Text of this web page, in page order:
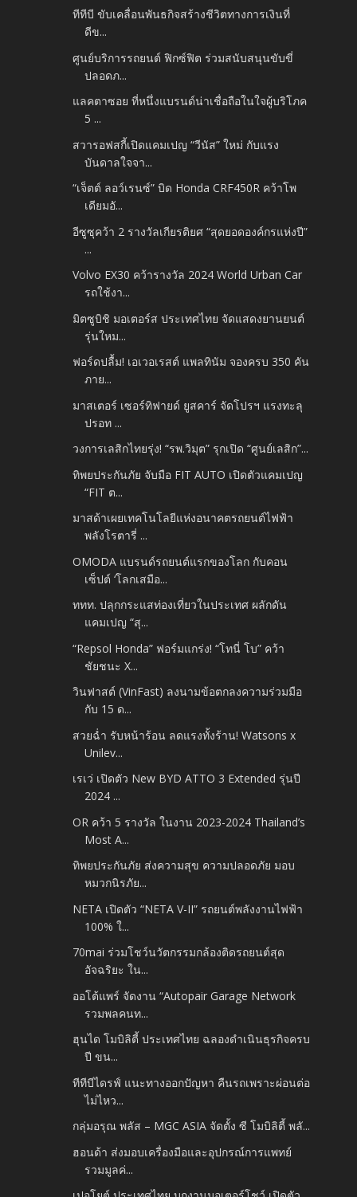
ทีทีบี ขับเคลื่อนพันธกิจสร้างชีวิตทางการเงินที่
ดีข...
ศูนย์บริการรถยนต์ ฟิกซ์ฟิต ร่วมสนับสนุนขับขี่
ปลอดภ...
แลคตาซอย ที่หนึ่งแบรนด์น่าเชื่อถือในใจผู้บริโภค
5 ...
สวารอฟสกี้เปิดแคมเปญ “วีนัส” ใหม่ กับแรง
บันดาลใจจา...
“เจ็ตต์ ลอว์เรนซ์” บิด Honda CRF450R คว้าโพ
เดียมอั...
อีซูซุคว้า 2 รางวัลเกียรติยศ “สุดยอดองค์กรแห่งปี”
...
Volvo EX30 คว้ารางวัล 2024 World Urban Car
รถใช้งา...
มิตซูบิชิ มอเตอร์ส ประเทศไทย จัดแสดงยานยนต์
รุ่นใหม...
ฟอร์ดปลื้ม! เอเวอเรสต์ แพลทินัม จองครบ 350 คัน
ภาย...
มาสเตอร์ เซอร์ทิฟายด์ ยูสคาร์ จัดโปรฯ แรงทะลุ
ปรอท ...
วงการเลสิกไทยรุ่ง! “รพ.วิมุต” รุกเปิด “ศูนย์เลสิก”...
ทิพยประกันภัย จับมือ FIT AUTO เปิดตัวแคมเปญ
“FIT ต...
มาสด้าเผยเทคโนโลยีแห่งอนาคตรถยนต์ไฟฟ้า
พลังโรตารี่ ...
OMODA แบรนด์รถยนต์แรกของโลก กับคอน
เซ็ปต์ ‘โลกเสมือ...
ททท. ปลุกกระแสท่องเที่ยวในประเทศ ผลักดัน
แคมเปญ “สุ...
“Repsol Honda” ฟอร์มแกร่ง! “โทนี่ โบ” คว้า
ชัยชนะ X...
วินฟาสต์ (VinFast) ลงนามข้อตกลงความร่วมมือ
กับ 15 ด...
สวยฉ่ำ รับหน้าร้อน ลดแรงทั้งร้าน! Watsons x
Unilev...
เรเว่ เปิดตัว New BYD ATTO 3 Extended รุ่นปี
2024 ...
OR คว้า 5 รางวัล ในงาน 2023-2024 Thailand’s
Most A...
ทิพยประกันภัย ส่งความสุข ความปลอดภัย มอบ
หมวกนิรภัย...
NETA เปิดตัว “NETA V-II” รถยนต์พลังงานไฟฟ้า
100% ใ...
70mai ร่วมโชว์นวัตกรรมกล้องติดรถยนต์สุด
อัจฉริยะ ใน...
ออโต้แพร์ จัดงาน “Autopair Garage Network
รวมพลคนท...
ฮุนได โมบิลิตี้ ประเทศไทย ฉลองดำเนินธุรกิจครบ
ปี ขน...
ทีทีบีไดรฟ์ แนะทางออกปัญหา คืนรถเพราะผ่อนต่อ
ไม่ไหว...
กลุ่มอรุณ พลัส – MGC ASIA จัดตั้ง ซี โมบิลิตี้ พลั...
ฮอนด้า ส่งมอบเครื่องมือและอุปกรณ์การแพทย์
รวมมูลค่...